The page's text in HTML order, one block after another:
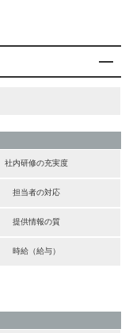
社内研修の充実度
担当者の対応
提供情報の質
時給（給与）